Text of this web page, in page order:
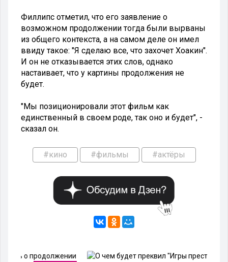
Филлипс отметил, что его заявление о
возможном продолжении тогда были вырваны
из общего контекста, а на самом деле он имел
ввиду такое: "Я сделаю все, что захочет Хоакин".
И он не отказывается этих слов, однако
настаивает, что у картины продолжения не
будет.
"Мы позиционировали этот фильм как
единственный в своем роде, так оно и будет", -
сказал он.
#кино #фильмы #актёры